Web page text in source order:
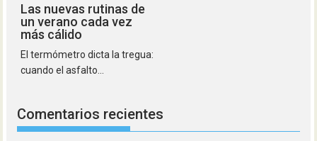
Las nuevas rutinas de
un verano cada vez
más cálido
El termómetro dicta la tregua:
cuando el asfalto...
Comentarios recientes